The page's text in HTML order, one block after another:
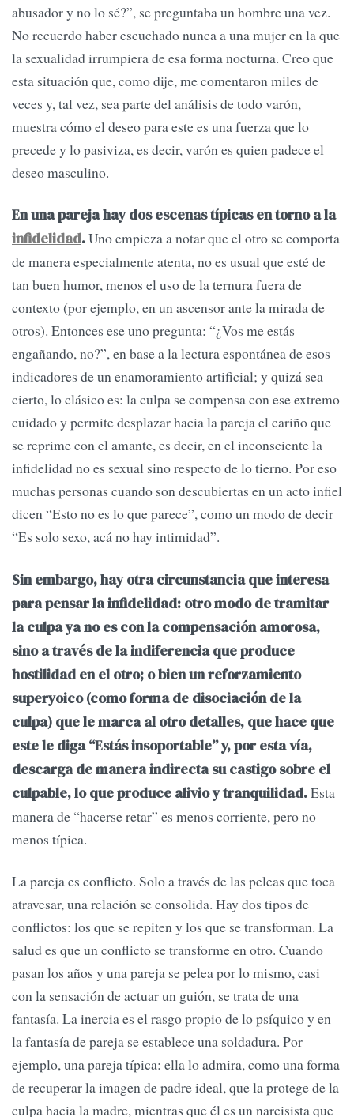
abusador y no lo sé?”, se preguntaba un hombre una vez.
No recuerdo haber escuchado nunca a una mujer en la que
la sexualidad irrumpiera de esa forma nocturna. Creo que
esta situación que, como dije, me comentaron miles de
veces y, tal vez, sea parte del análisis de todo varón,
muestra cómo el deseo para este es una fuerza que lo
precede y lo pasiviza, es decir, varón es quien padece el
deseo masculino.
En una pareja hay dos escenas típicas en torno a la
infidelidad.Uno empieza a notar que el otro se comporta
de manera especialmente atenta, no es usual que esté de
tan buen humor, menos el uso de la ternura fuera de
contexto (por ejemplo, en un ascensor ante la mirada de
otros). Entonces ese uno pregunta: “¿Vos me estás
engañando, no?”, en base a la lectura espontánea de esos
indicadores de un enamoramiento artificial; y quizá sea
cierto, lo clásico es: la culpa se compensa con ese extremo
cuidado y permite desplazar hacia la pareja el cariño que
se reprime con el amante, es decir, en el inconsciente la
infidelidad no es sexual sino respecto de lo tierno. Por eso
muchas personas cuando son descubiertas en un acto infiel
dicen “Esto no es lo que parece”, como un modo de decir
“Es solo sexo, acá no hay intimidad”.
Sin embargo, hay otra circunstancia que interesa
para pensar la infidelidad: otro modo de tramitar
la culpa ya no es con la compensación amorosa,
sino a través de la indiferencia que produce
hostilidad en el otro; o bien un reforzamiento
superyoico (como forma de disociación de la
culpa) que le marca al otro detalles, que hace que
este le diga “Estás insoportable” y, por esta vía,
descarga de manera indirecta su castigo sobre el
culpable, lo que produce alivio y tranquilidad.Esta
manera de “hacerse retar” es menos corriente, pero no
menos típica.
La pareja es conflicto. Solo a través de las peleas que toca
atravesar, una relación se consolida. Hay dos tipos de
conflictos: los que se repiten y los que se transforman. La
salud es que un conflicto se transforme en otro. Cuando
pasan los años y una pareja se pelea por lo mismo, casi
con la sensación de actuar un guión, se trata de una
fantasía. La inercia es el rasgo propio de lo psíquico y en
la fantasía de pareja se establece una soldadura. Por
ejemplo, una pareja típica: ella lo admira, como una forma
de recuperar la imagen de padre ideal, que la protege de la
culpa hacia la madre, mientras que él es un narcisista que